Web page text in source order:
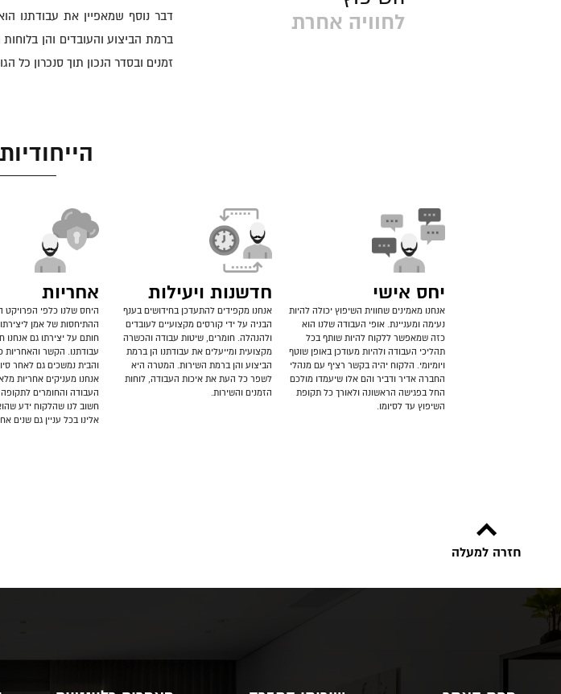
לחוויה אחרת
דבר נוסף שמאפיין את עבודתנו
ברמת הביצוע והעובדים והן
זמנים ובסדר הנכון תוך סנכרון כל
יחס אישי
אנחנו מאמינים שחווית השיפוץ יכולה להיות
נעימה ומעניינת. אופי העבודה שלנו הוא
כזה שמאפשר ללקוח להיות שותף בכל
תהליכי העבודה ולהיות מעודכן באופן שוטף
ויומיומי. הלקוח יהיה בקשר רציף עם מנהלי
החברה אדיר ודביר והם אלו שיעמדו מולכם
החל בפגישה הראשונה ולאורך כל תקופת
השיפוץ עד לסיומו.
חדשנות ויעילות
אנחנו מקפידים להתעדכן בחידושים בענף
הבניה על ידי קורסים מקצועיים לעובדים
ולהנהלה. חומרים, שיטות עבודה והכשרה
מקצועית ומייעלים את עבודתנו הן ברמת
הביצוע והן ברמת השירות. המטרה היא
לשפר כל העת את איכות העבודה, לוחות
הזמנים והשירות.
אחריות
היחס שלנו כלפי הפרויקט
ההתיחסות של אמן
חותם על יצירתו גם אנחנו
עבודתנו. הקשר והאחריות
והבית נמשכים גם לאחר
אנחנו מעניקים אחריות
חשוב לנו שהלקוח ידע
אלינו בכל עניין גם שנים
חזרה למעלה